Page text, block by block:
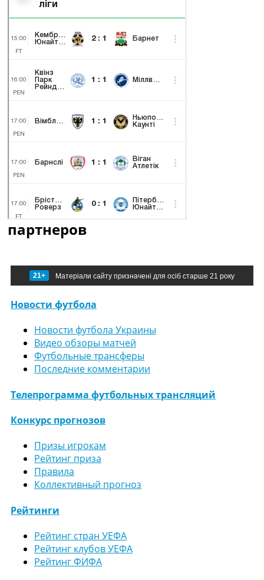
партнеров
21+ Матеріали сайту призначені для осіб старше 21 року
Новости футбола
Новости футбола Украины
Видео обзоры матчей
Футбольные трансферы
Последние комментарии
Телепрограмма футбольных трансляций
Конкурс прогнозов
Призы игрокам
Рейтинг приза
Правила
Коллективный прогноз
Рейтинги
Рейтинг стран УЕФА
Рейтинг клубов УЕФА
Рейтинг ФИФА